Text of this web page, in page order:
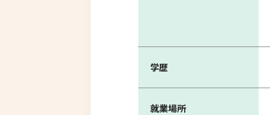
学歴
就業場所